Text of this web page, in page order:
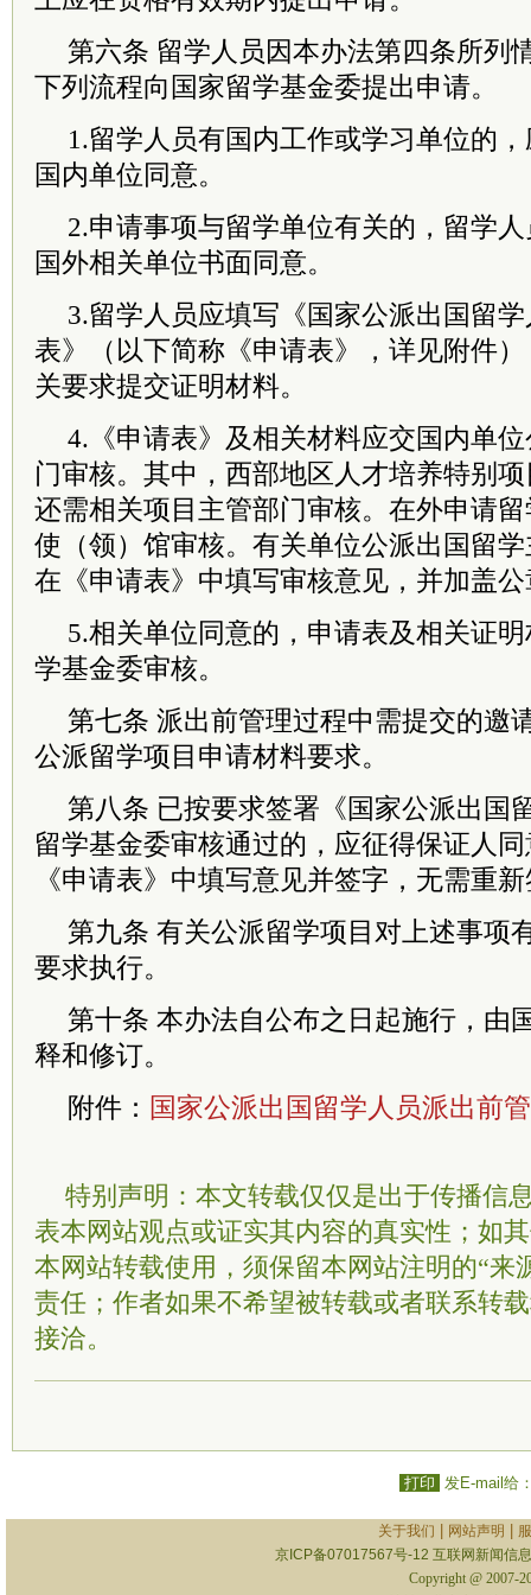
第六条 留学人员因本办法第四条所列
下列流程向国家留学基金委提出申请。
1.留学人员有国内工作或学习单位的
国内单位同意。
2.申请事项与留学单位有关的，留学
国外相关单位书面同意。
3.留学人员应填写《国家公派出国留
表》（以下简称《申请表》，详见附件
关要求提交证明材料。
4.《申请表》及相关材料应交国内单
门审核。其中，西部地区人才培养特别
还需相关项目主管部门审核。在外申请
使（领）馆审核。有关单位公派出国留
在《申请表》中填写审核意见，并加盖
5.相关单位同意的，申请表及相关证
学基金委审核。
第七条 派出前管理过程中需提交的邀
公派留学项目申请材料要求。
第八条 已按要求签署《国家公派出国
留学基金委审核通过的，应征得保证人
《申请表》中填写意见并签字，无需重
第九条 有关公派留学项目对上述事项
要求执行。
第十条 本办法自公布之日起施行，由
释和修订。
附件： 国家公派出国留学人员派出前
特别声明：本文转载仅仅是出于传播信
表本网站观点或证实其内容的真实性；如
本网站转载使用，须保留本网站注明的“来
责任；作者如果不希望被转载或者联系转
接洽。
打印 发E-mail给
关于我们 网站声明
京ICP备07017567号-12 互联网新闻信
Copyright @ 2007-